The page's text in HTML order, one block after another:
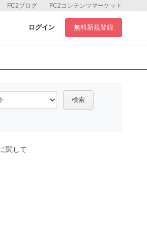
FC2コンテンツマーケット
FC2ブログ
ログイン 無料新規登録
検索
関して